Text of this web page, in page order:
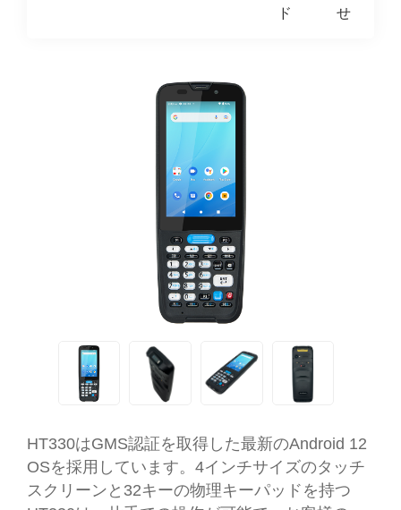
ド
せ
HT330はGMS認証を取得した最新のAndroid 12
OSを採用しています。4インチサイズのタッチ
スクリーンと32キーの物理キーパッドを持つ